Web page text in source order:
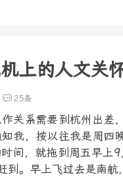
机上的人文
25条
关系需要到杭州出差
我，按以往我是周四
间，就拖到周五早上
到。早上飞过去是南